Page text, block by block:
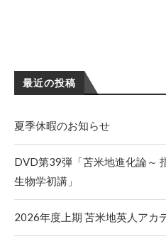
最近の投稿
夏季休暇のお知らせ
DVD第39弾「苫米地進化論～
生物学初講」
2026年度上期 苫米地英人アカ